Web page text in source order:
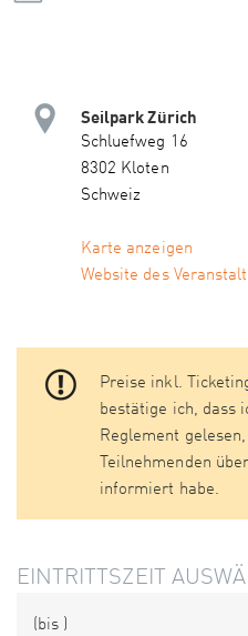
Seilpark Zürich
Schluefweg 16
8302 Kloten
Schweiz
Karte anzeigen
Website des
Preise inkl.
bestätige ich, dass
Reglement
Teilnehmenden
informiert habe.
EINTRITTSZEIT
(bis )